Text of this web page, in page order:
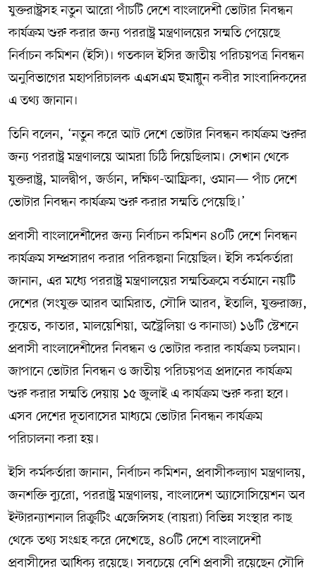
যুক্তরাষ্ট্রসহ নতুন আরো পাঁচটি দেশে বাংলাদেশী ভোটার নিবন্ধন
কার্যক্রম শুরু করার জন্য পররাষ্ট্র মন্ত্রণালয়ের সম্মতি পেয়েছে
নির্বাচন কমিশন (ইসি)। গতকাল ইসির জাতীয় পরিচয়পত্র নিবন্ধন
অনুবিভাগের মহাপরিচালক এএসএম হুমায়ুন কবীর সাংবাদিকদের
এ তথ্য জানান।
তিনি বলেন, ‘নতুন করে আট দেশে ভোটার নিবন্ধন কার্যক্রম শুরুর
জন্য পররাষ্ট্র মন্ত্রণালয়ে আমরা চিঠি দিয়েছিলাম। সেখান থেকে
যুক্তরাষ্ট্র, মালদ্বীপ, জর্ডান, দক্ষিণ-আফ্রিকা, ওমান— পাঁচ দেশে
ভোটার নিবন্ধন কার্যক্রম শুরু করার সম্মতি পেয়েছি।’
প্রবাসী বাংলাদেশীদের জন্য নির্বাচন কমিশন ৪০টি দেশে নিবন্ধন
কার্যক্রম সম্প্রসারণ করার পরিকল্পনা নিয়েছিল। ইসি কর্মকর্তারা
জানান, এর মধ্যে পররাষ্ট্র মন্ত্রণালয়ের সম্মতিক্রমে বর্তমানে নয়টি
দেশের (সংযুক্ত আরব আমিরাত, সৌদি আরব, ইতালি, যুক্তরাজ্য,
কুয়েত, কাতার, মালয়েশিয়া, অস্ট্রেলিয়া ও কানাডা) ১৬টি স্টেশনে
প্রবাসী বাংলাদেশীদের নিবন্ধন ও ভোটার করার কার্যক্রম চলমান।
জাপানে ভোটার নিবন্ধন ও জাতীয় পরিচয়পত্র প্রদানের কার্যক্রম
শুরু করার সম্মতি দেয়ায় ১৫ জুলাই এ কার্যক্রম শুরু করা হবে।
এসব দেশের দূতাবাসের মাধ্যমে ভোটার নিবন্ধন কার্যক্রম
পরিচালনা করা হয়।
ইসি কর্মকর্তারা জানান, নির্বাচন কমিশন, প্রবাসীকল্যাণ মন্ত্রণালয়,
জনশক্তি ব্যুরো, পররাষ্ট্র মন্ত্রণালয়, বাংলাদেশ অ্যাসোসিয়েশন অব
ইন্টারন্যাশনাল রিক্রুটিং এজেন্সিসহ (বায়রা) বিভিন্ন সংস্থার কাছ
থেকে তথ্য সংগ্রহ করে দেখেছে, ৪০টি দেশে বাংলাদেশী
প্রবাসীদের আধিক্য রয়েছে। সবচেয়ে বেশি প্রবাসী রয়েছেন সৌদি